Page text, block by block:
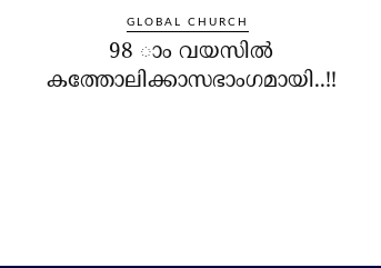
GLOBAL CHURCH
98 ാം വയസില്‍
കത്തോലിക്കാസഭാംഗമായി..!!